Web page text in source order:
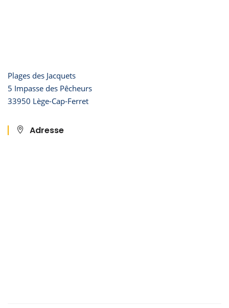
Plages des Jacquets
5 Impasse des Pêcheurs
33950 Lège-Cap-Ferret
Adresse